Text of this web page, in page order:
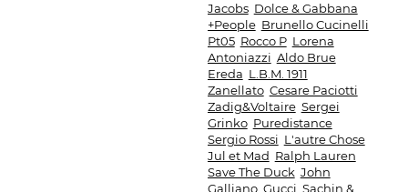
Jacobs Dolce & Gabbana
+People Brunello Cucinelli
Pt05 Rocco P Lorena
Antoniazzi Aldo Brue
Ereda L.B.M. 1911
Zanellato Cesare Paciotti
Zadig&Voltaire Sergei
Grinko Puredistance
Sergio Rossi L'autre Chose
Jul et Mad Ralph Lauren
Save The Duck John
Galliano Gucci Sachin &